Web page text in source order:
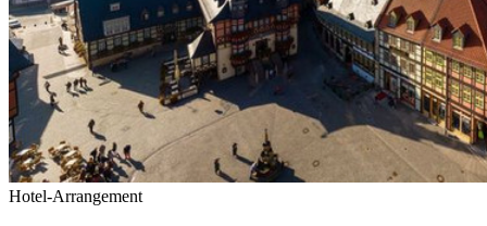
Hotel-Arrangement